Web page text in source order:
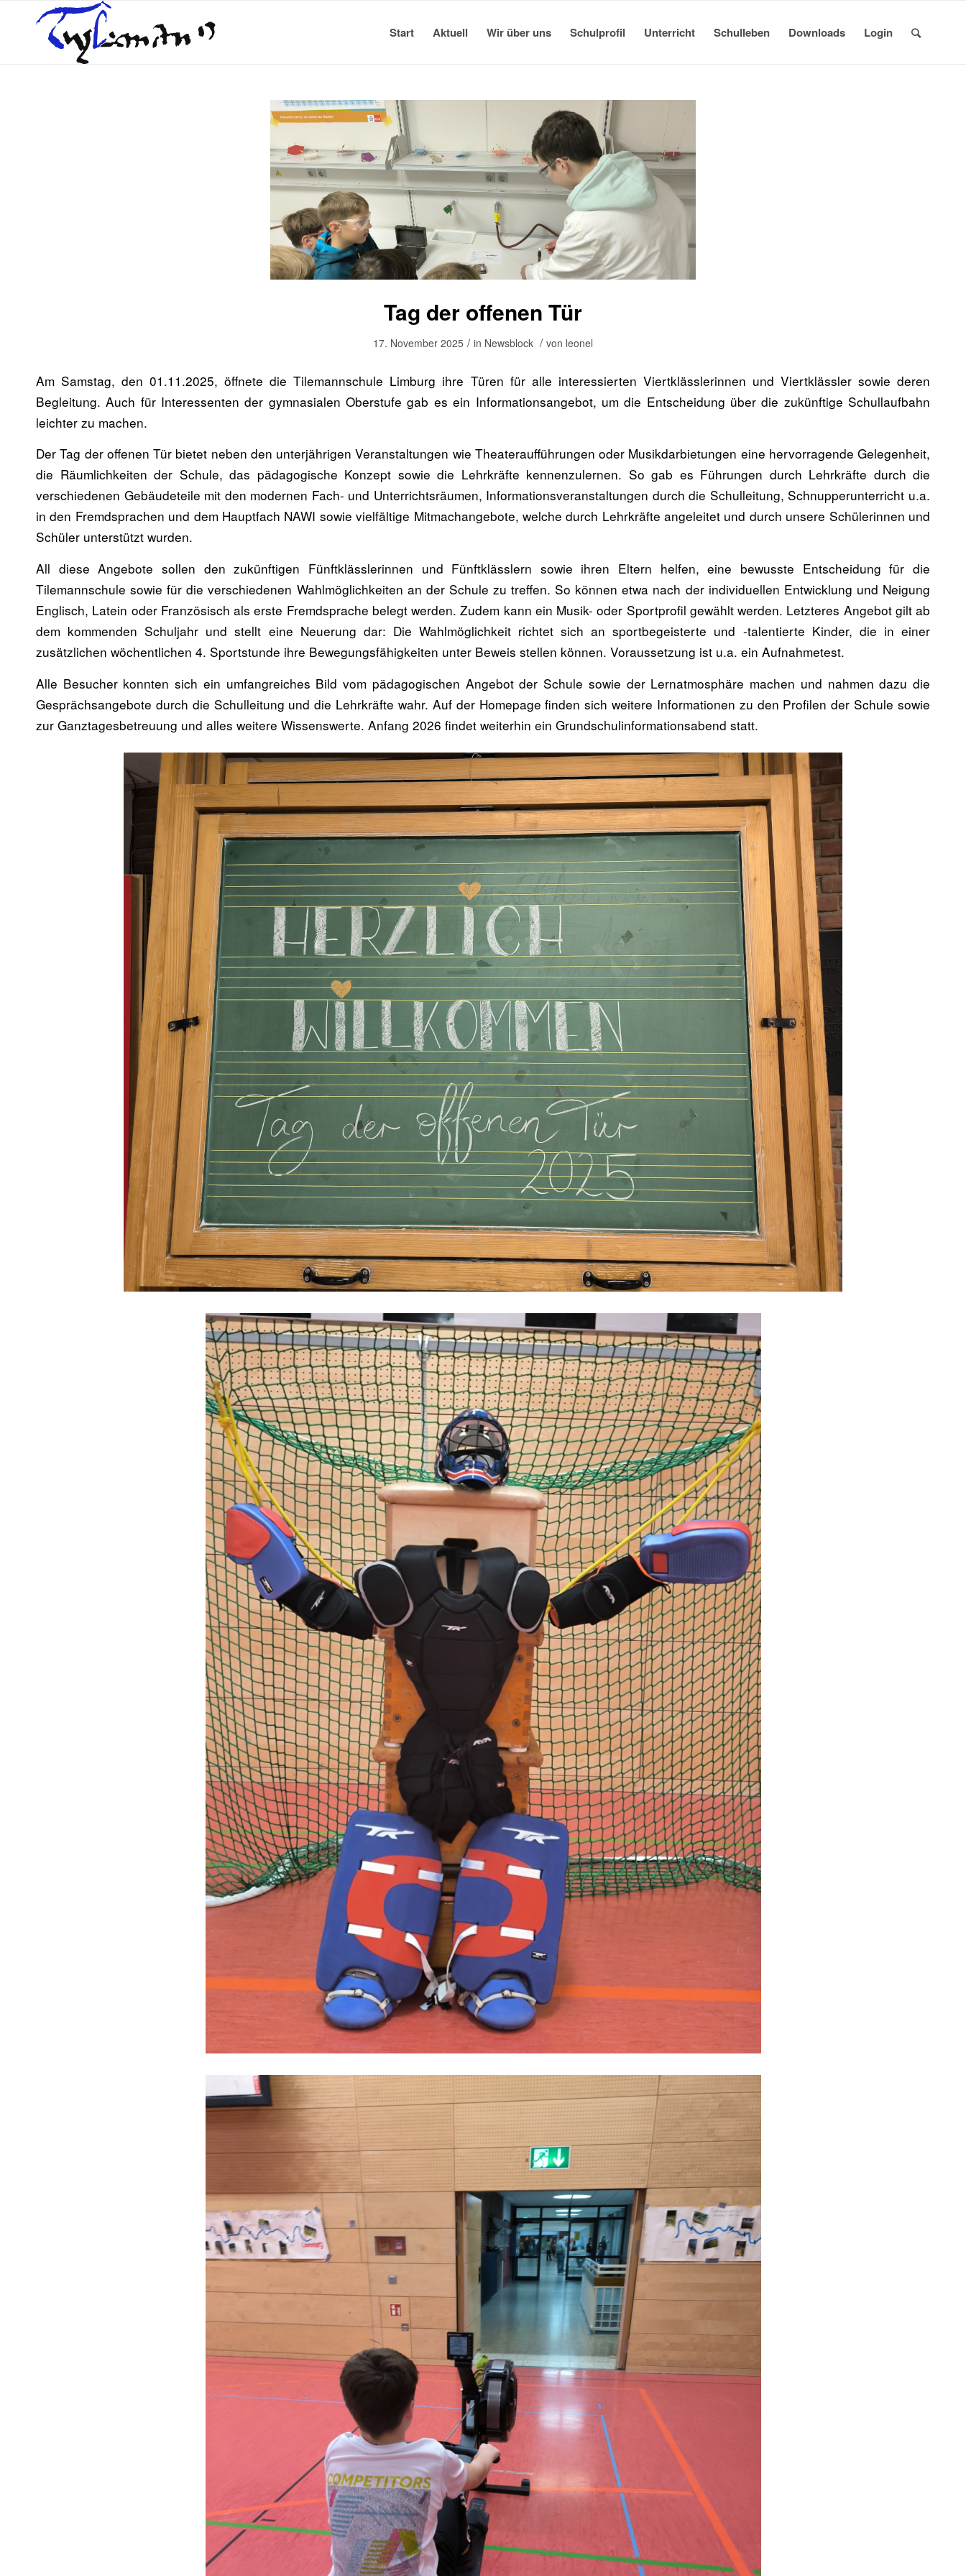
Start Aktuell Wir über uns Schulprofil Unterricht Schulleben Downloads Login
Tag der offenen Tür
17. November 2025 / in Newsblock / von leonel
Am Samstag, den 01.11.2025, öffnete die Tilemannschule Limburg ihre Türen für alle interessierten Viert­klässlerinnen und Viert­klässler sowie deren
Begleitung. Auch für Interessenten der gymnasialen Oberstufe gab es ein Informationsangebot, um die Entscheidung über die zukünftige Schullaufbahn
leichter zu machen.
Der Tag der offenen Tür bietet neben den unterjährigen Veranstaltungen wie Theateraufführungen oder Musikdarbietungen eine hervorragende Gelegenheit,
die Räumlichkeiten der Schule, das pädagogische Konzept sowie die Lehrkräfte kennenzulernen. So gab es Führungen durch Lehrkräfte durch die
verschiedenen Gebäudeteile mit den modernen Fach- und Unterrichtsräumen, Informationsveranstaltungen durch die Schulleitung, Schnupperunterricht u.a.
in den Fremdsprachen und dem Hauptfach NAWI sowie vielfältige Mitmachangebote, welche durch Lehrkräfte angeleitet und durch unsere Schülerinnen und
Schüler unterstützt wurden.
All diese Angebote sollen den zukünftigen Fünftklässlerinnen und Fünftklässlern sowie ihren Eltern helfen, eine bewusste Entscheidung für die
Tilemannschule sowie für die verschiedenen Wahlmöglichkeiten an der Schule zu treffen. So können etwa nach der individuellen Entwicklung und Neigung
Englisch, Latein oder Französisch als erste Fremdsprache belegt werden. Zudem kann ein Musik- oder Sportprofil gewählt werden. Letzteres Angebot gilt ab
dem kommenden Schuljahr und stellt eine Neuerung dar: Die Wahlmöglichkeit richtet sich an sportbegeisterte und -talentierte Kinder, die in einer
zusätzlichen wöchentlichen 4. Sportstunde ihre Bewegungsfähigkeiten unter Beweis stellen können. Voraussetzung ist u.a. ein Aufnahmetest.
Alle Besucher konnten sich ein umfangreiches Bild vom pädagogischen Angebot der Schule sowie der Lernatmosphäre machen und nahmen dazu die
Gesprächsangebote durch die Schulleitung und die Lehrkräfte wahr. Auf der Homepage finden sich weitere Informationen zu den Profilen der Schule sowie
zur Ganztagesbetreuung und alles weitere Wissenswerte. Anfang 2026 findet weiterhin ein Grundschulinformationsabend statt.